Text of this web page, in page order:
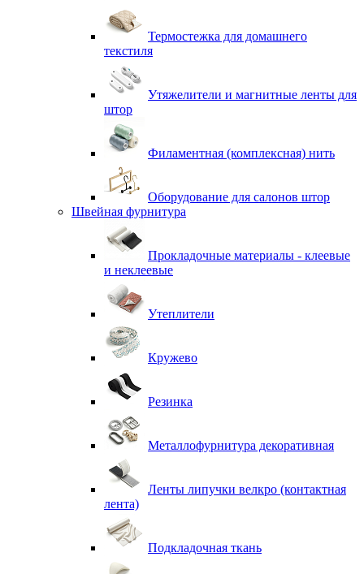
Термостежка для домашнего
текстиля
Утяжелители и магнитные ленты для
штор
Филаментная (комплексная) нить
Оборудование для салонов штор
Швейная фурнитура
Прокладочные материалы - клеевые
и неклеевые
Утеплители
Кружево
Резинка
Металлофурнитура декоративная
Ленты липучки велкро (контактная
лента)
Подкладочная ткань